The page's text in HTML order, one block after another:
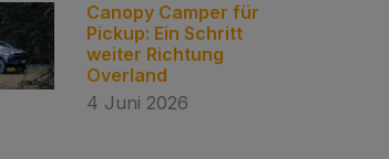
Canopy Camper für
Pickup: Ein Schritt
weiter Richtung
Overland
4 Juni 2026